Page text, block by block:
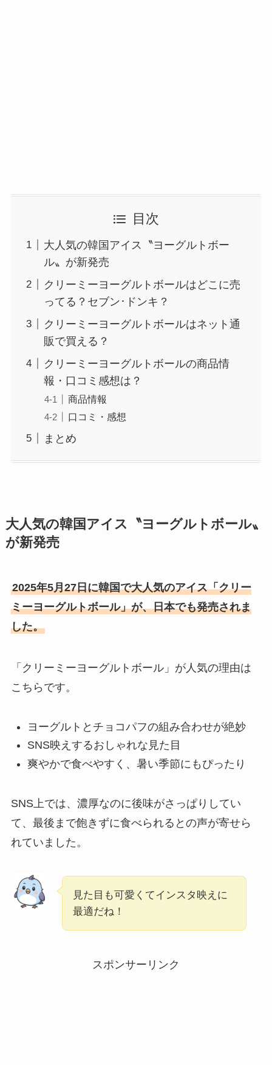
目次
大人気の韓国アイス〝ヨーグルトボー
ル〟が新発売
クリーミーヨーグルトボールはどこに売
ってる？セブン･ドンキ？
クリーミーヨーグルトボールはネット通
販で買える？
クリーミーヨーグルトボールの商品情
報・口コミ感想は？
商品情報
口コミ・感想
まとめ
大人気の韓国アイス〝ヨーグルトボール〟
が新発売
2025年5月27日に韓国で大人気のアイス「クリー
ミーヨーグルトボール」が、日本でも発売されま
した。
「クリーミーヨーグルトボール」が人気の理由は
こちらです。
ヨーグルトとチョコパフの組み合わせが絶妙
SNS映えするおしゃれな見た目
爽やかで食べやすく、暑い季節にもぴったり
SNS上では、濃厚なのに後味がさっぱりしてい
て、最後まで飽きずに食べられるとの声が寄せら
れていました。
見た目も可愛くてインスタ映えに
最適だね！
スポンサーリンク